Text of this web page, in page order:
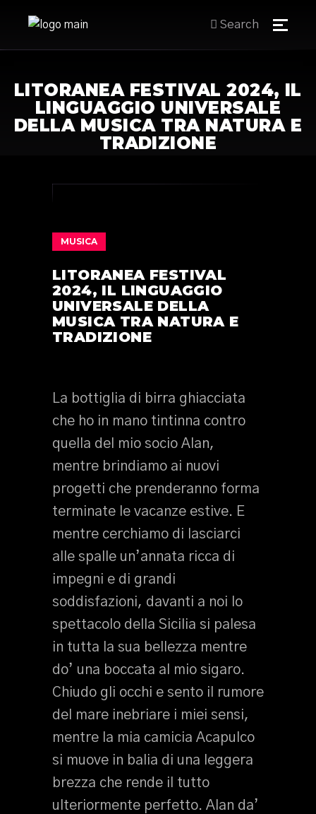
Search
LITORANEA FESTIVAL 2024, IL
LINGUAGGIO UNIVERSALE
DELLA MUSICA TRA NATURA E
TRADIZIONE
MUSICA
LITORANEA FESTIVAL
2024, IL LINGUAGGIO
UNIVERSALE DELLA
MUSICA TRA NATURA E
TRADIZIONE
La bottiglia di birra ghiacciata
che ho in mano tintinna contro
quella del mio socio Alan,
mentre brindiamo ai nuovi
progetti che prenderanno forma
terminate le vacanze estive. E
mentre cerchiamo di lasciarci
alle spalle un’annata ricca di
impegni e di grandi
soddisfazioni, davanti a noi lo
spettacolo della Sicilia si palesa
in tutta la sua bellezza mentre
do’ una boccata al mio sigaro.
Chiudo gli occhi e sento il rumore
del mare inebriare i miei sensi,
mentre la mia camicia Acapulco
si muove in balia di una leggera
brezza che rende il tutto
ulteriormente perfetto. Alan da’